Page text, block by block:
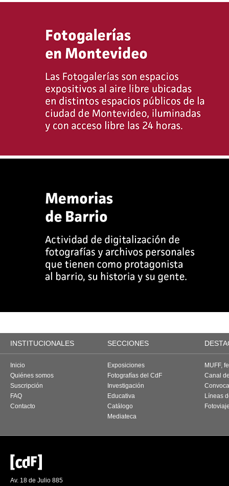
INSTITUCIONALES SECCIONES
Inicio
Quiénes somos
Suscripción
FAQ
Contacto
Exposiciones
Fotografías del CdF
Investigación
Educativa
Catálogo
Mediateca
MUFF,
Canal
Líneas
Av. 18 de Julio 885